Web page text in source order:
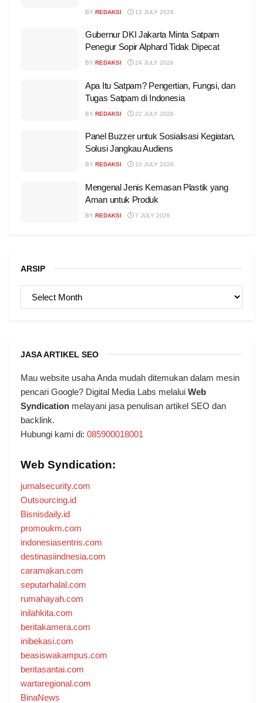
BY REDAKSI 13 JULY 2026
Gubernur DKI Jakarta Minta Satpam
Penegur Sopir Alphard Tidak Dipecat
BY REDAKSI 24 JULY 2026
Apa Itu Satpam? Pengertian, Fungsi, dan
Tugas Satpam di Indonesia
BY REDAKSI 22 JULY 2026
Panel Buzzer untuk Sosialisasi Kegiatan,
Solusi Jangkau Audiens
BY REDAKSI 10 JULY 2026
Mengenal Jenis Kemasan Plastik yang
Aman untuk Produk
BY REDAKSI 7 JULY 2026
ARSIP
JASA ARTIKEL SEO
Mau website usaha Anda mudah ditemukan dalam mesin
pencari Google? Digital Media Labs melalui Web
Syndication melayani jasa penulisan artikel SEO dan
backlink.
Hubungi kami di: 085900018001
Web Syndication:
jurnalsecurity.com
Outsourcing.id
Bisnisdaily.id
promoukm.com
indonesiasentris.com
destinasiindnesia.com
caramakan.com
seputarhalal.com
rumahayah.com
inilahkita.com
beritakamera.com
inibekasi.com
beasiswakampus.com
beritasantai.com
wartaregional.com
BinaNews